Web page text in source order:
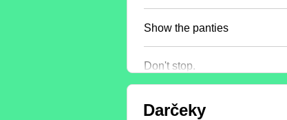
Show the panties
Don't stop.
Darčeky